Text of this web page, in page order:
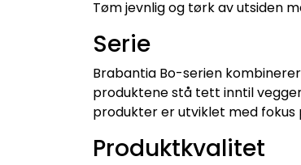
Tøm jevnlig og tørk av utsiden
Serie
Brabantia Bo-serien
produktene stå tett inntil
produkter er utviklet med
Produktkvalitet